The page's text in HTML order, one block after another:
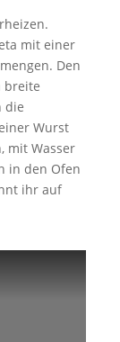
mit einer
Den
breite
die
Wurst
mit Wasser
in den Ofen
ihr auf